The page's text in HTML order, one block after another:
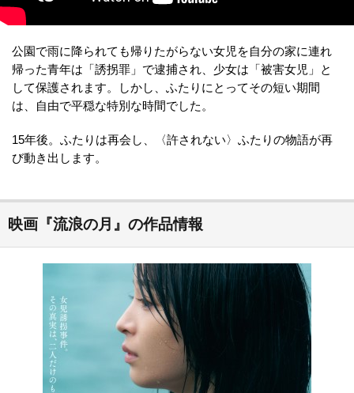
公園で雨に降られても帰りたがらない女児を自分の家に連れ
帰った青年は「誘拐罪」で逮捕され、少女は「被害女児」と
して保護されます。しかし、ふたりにとってその短い期間
は、自由で平穏な特別な時間でした。
15年後。ふたりは再会し、〈許されない〉ふたりの物語が再
び動き出します。
映画『流浪の月』の作品情報